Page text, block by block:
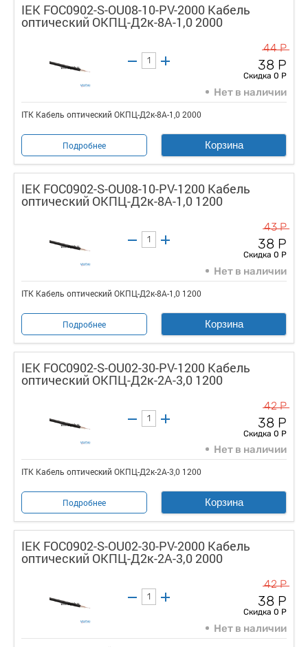
IEK FOC0902-S-OU08-10-PV-2000 Кабель
оптический ОКПЦ-Д2к-8А-1,0 2000
44 Р
38 Р
Скидка 0 Р
Нет в наличии
ITK Кабель оптический ОКПЦ-Д2к-8А-1,0 2000
Подробнее Корзина
IEK FOC0902-S-OU08-10-PV-1200 Кабель
оптический ОКПЦ-Д2к-8A-1,0 1200
43 Р
38 Р
Скидка 0 Р
Нет в наличии
ITK Кабель оптический ОКПЦ-Д2к-8A-1,0 1200
Подробнее Корзина
IEK FOC0902-S-OU02-30-PV-1200 Кабель
оптический ОКПЦ-Д2к-2А-3,0 1200
42 Р
38 Р
Скидка 0 Р
Нет в наличии
ITK Кабель оптический ОКПЦ-Д2к-2А-3,0 1200
Подробнее Корзина
IEK FOC0902-S-OU02-30-PV-2000 Кабель
оптический ОКПЦ-Д2к-2А-3,0 2000
42 Р
38 Р
Скидка 0 Р
Нет в наличии